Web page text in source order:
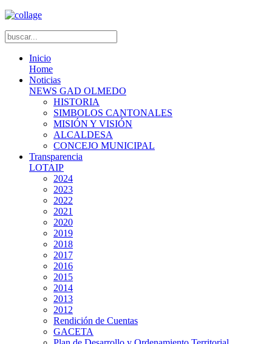
Inicio
Home
Noticias
NEWS GAD OLMEDO
HISTORIA
SIMBOLOS CANTONALES
MISIÓN Y VISIÓN
ALCALDESA
CONCEJO MUNICIPAL
Transparencia
LOTAIP
2024
2023
2022
2021
2020
2019
2018
2017
2016
2015
2014
2013
2012
Rendición de Cuentas
GACETA